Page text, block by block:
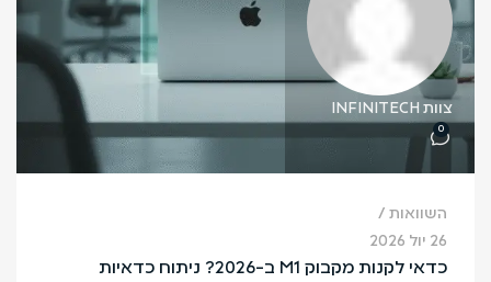
צוות INFINITECH
0
השוואות
26 יול 2026
כדאי לקנות מקבוק M1 ב-2026? ניתוח כדאיות